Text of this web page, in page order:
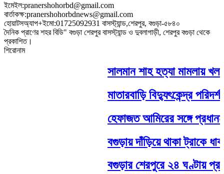
ইমেইল:pranershohorbd@gmail.com
বার্তাকক্ষ:pranershohorbdnews@gmail.com
হোয়াটসঅ্যাপ+ইমো:01725092931 বাসস্ট্যান্ড,শেরপুর, বগুড়া-৫৮৪০
দৈনিক প্রাণের শহর বিডি" বগুড়া শেরপুর বাসস্ট্যান্ড ও দুবলাগাড়ী, শেরপুর বগুড়া থেকে
প্রকাশিত।
শিরোনাম
সালমান শাহ হত্যা মামলায়
মাতারবাড়ি বিদ্যুৎকেন্দ্র
হেফাজত আমিরের সঙ্গে
বগুড়ায় দাঁড়িয়ে থাকা ট্রাকে
বগুড়ার শেরপুরে ২৪ ঘণ্টায়